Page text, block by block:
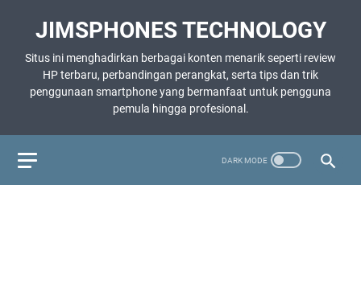
JIMSPHONES TECHNOLOGY
Situs ini menghadirkan berbagai konten menarik seperti review
HP terbaru, perbandingan perangkat, serta tips dan trik
penggunaan smartphone yang bermanfaat untuk pengguna
pemula hingga profesional.